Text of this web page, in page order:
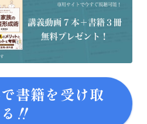
書籍を受け取
る‼